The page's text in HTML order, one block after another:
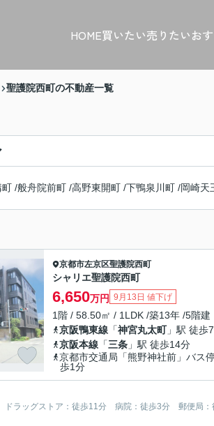
HOME買いたい売りたいお
聖護院西町の不動産一覧
町 /般舟院前町 /高野東開町 /下鴨泉川町 /岡崎天
京都市左京区聖護院西町
シャリエ聖護院西町
6,650万円 9月13日 値下げ
1階 / 58.50㎡ / 1LDK /築13年 /5階建
京阪鴨東線 「神宮丸太町」駅 徒歩
京阪本線 「三条 」駅 徒歩14分
京都市交通局「熊野神社前」バス
歩1分
ラッグストア：徒歩11分 病院：徒歩3分 郵便局：